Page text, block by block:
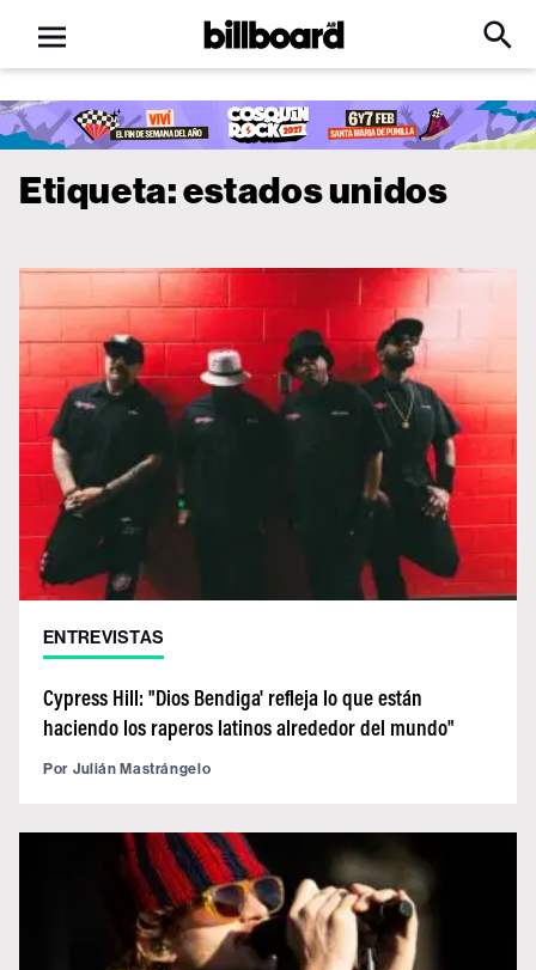
Open
menu
Billboard
Click
Input
Etiqueta:estados unidos
ENTREVISTAS
Cypress Hill: "Dios Bendiga' refleja lo que están
haciendo los raperos latinos alrededor del mundo"
Por Julián Mastrángelo